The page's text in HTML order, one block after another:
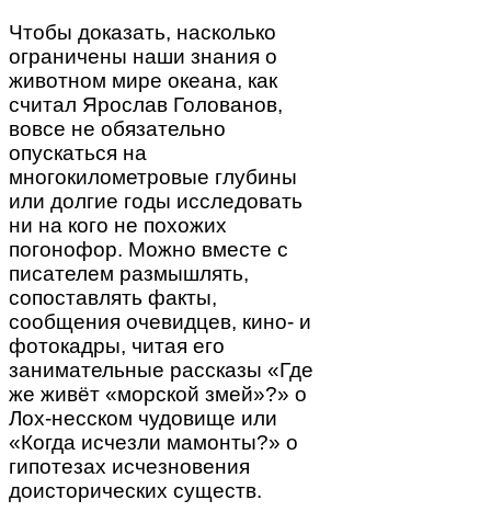
Чтобы доказать, насколько
ограничены наши знания о
животном мире океана, как
считал Ярослав Голованов,
вовсе не обязательно
опускаться на
многокилометровые глубины
или долгие годы исследовать
ни на кого не похожих
погонофор. Можно вместе с
писателем размышлять,
сопоставлять факты,
сообщения очевидцев, кино- и
фотокадры, читая его
занимательные рассказы «Где
же живёт «морской змей»?» о
Лох-несском чудовище или
«Когда исчезли мамонты?» о
гипотезах исчезновения
доисторических существ.